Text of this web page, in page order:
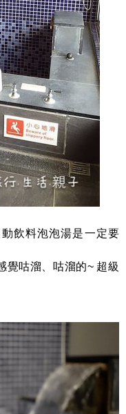
飲料泡泡湯是一定要
覺咕溜、咕溜的~ 超級